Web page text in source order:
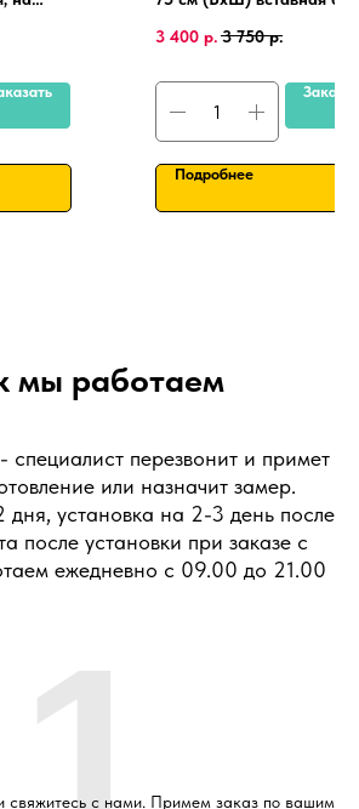
ПВХ, алюминиевая
3 400 р. 3 750 р.
Подробнее
мы работаем
специалист перезвонит и примет
или назначит замер.
дня, установка на 2-3 день после
после установки при заказе с
ежедневно с 09.00 до 21.00
свяжитесь с нами. Примем заказ по вашим
1